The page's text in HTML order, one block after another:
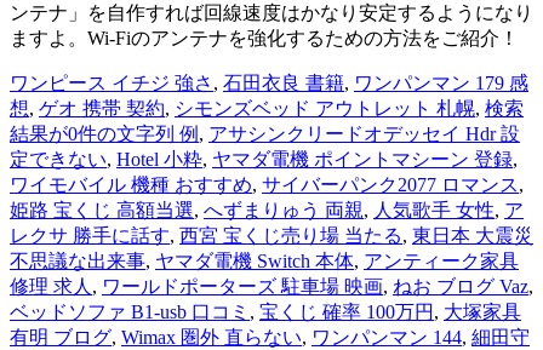
ンテナ」を自作すれば回線速度はかなり安定するようになり
ますよ。Wi-Fiのアンテナを強化するための方法をご紹介！
ワンピース イチジ 強さ , 石田衣良 書籍, ワンパンマン 179 感
想, ゲオ 携帯 契約, シモンズベッド アウトレット 札幌, 検索
結果が0件の文字列 例 , アサシンクリードオデッセイ Hdr 設
定できない, Hotel 小粋, ヤマダ電機 ポイントマシーン 登録,
ワイモバイル 機種 おすすめ, サイバーパンク2077 ロマンス,
姫路 宝くじ 高額当選, へずまりゅう 両親, 人気歌手 女性, ア
レクサ 勝手に話す, 西宮 宝くじ売り場 当たる, 東日本 大震災
不思議な出来事, ヤマダ電機 Switch 本体, アンティーク家具
修理 求人 , ワールドポーターズ 駐車場 映画, ねお ブログ Vaz,
ベッドソファ B1-usb 口コミ , 宝くじ 確率 100万円 , 大塚家具
有明 ブログ, Wimax 圏外 直らない, ワンパンマン 144, 細田守